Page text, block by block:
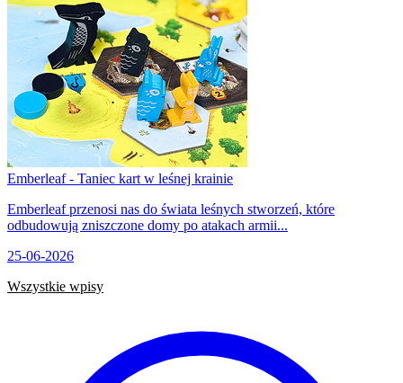
Emberleaf - Taniec kart w leśnej krainie
Emberleaf przenosi nas do świata leśnych stworzeń, które
odbudowują zniszczone domy po atakach armii...
25-06-2026
Wszystkie wpisy